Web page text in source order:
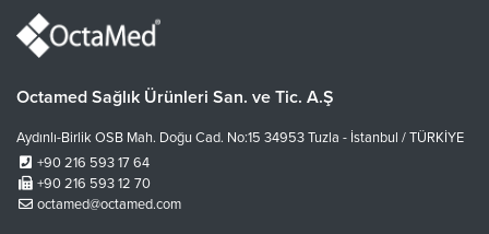
Octamed Sağlık Ürünleri San. ve Tic. A.Ş
Aydınlı-Birlik OSB Mah. Doğu Cad. No:15 34953 Tuzla - İstanbul / TÜRKİYE
+90 216 593 17 64
+90 216 593 12 70
octamed@octamed.com